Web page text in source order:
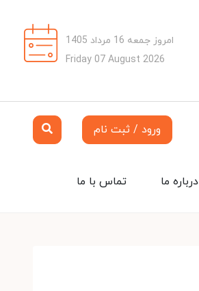
امروز جمعه 16 مرداد 1405
Friday 07 August 2026
ورود / ثبت نام
تماس با ما درباره ما